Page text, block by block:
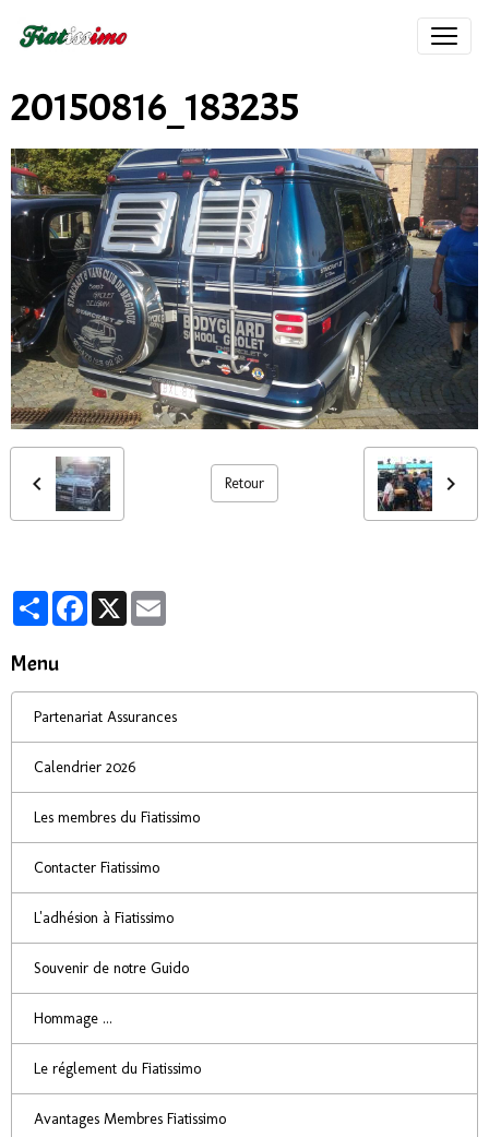
20150816_183235
Retour
PartagerFacebook
X
Menu
Partenariat Assurances
Calendrier 2026
Les membres du Fiatissimo
Contacter Fiatissimo
L'adhésion à Fiatissimo
Souvenir de notre Guido
Hommage ...
Le réglement du Fiatissimo
Avantages Membres Fiatissimo